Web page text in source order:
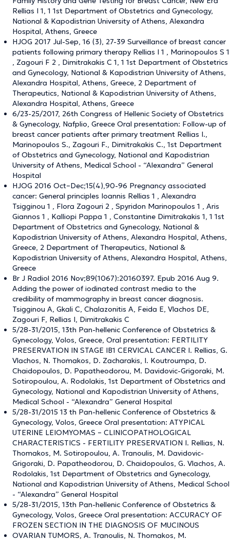
Rellias I 1, 1 1st Department of Obstetrics and Gynecology,
National & Kapodistrian University of Athens, Alexandra
Hospital, Athens, Greece
HJOG 2017 Jul-Sep, 16 (3), 27-39 Surveillance of breast cancer
patients following primary therapy Rellias I 1 , Marinopoulos S 1
, Zagouri F 2 , Dimitrakakis C 1, 1 1st Department of Obstetrics
and Gynecology, National & Kapodistrian University of Athens,
Alexandra Hospital, Athens, Greece, 2 Department of
Therapeutics, National & Kapodistrian University of Athens,
Alexandra Hospital, Athens, Greece
6/23-25/2017, 26th Congress of Hellenic Society of Obstetrics
& Gynecology, Nafplio, Greece Oral presentation: Follow-up of
breast cancer patients after primary treatment Rellias I.,
Marinopoulos S., Zagouri F., Dimitrakakis C., 1st Department
of Obstetrics and Gynecology, National and Kapodistrian
University of Athens, Medical School - “Alexandra” General
Hospital
HJOG 2016 Oct–Dec;15(4),90-96 Pregnancy associated
cancer: General principles Ioannis Rellias 1 , Alexandra
Tsigginou 1 , Flora Zagouri 2 , Spyridon Marinopoulos 1 , Aris
Giannos 1 , Kalliopi Pappa 1 , Constantine Dimitrakakis 1, 1 1st
Department of Obstetrics and Gynecology, National &
Kapodistrian University of Athens, Alexandra Hospital, Athens,
Greece, 2 Department of Therapeutics, National &
Kapodistrian University of Athens, Alexandra Hospital, Athens,
Greece
Br J Radiol 2016 Nov;89(1067):20160397. Epub 2016 Aug 9.
Adding the power of iodinated contrast media to the
credibility of mammography in breast cancer diagnosis.
Tsigginou A, Gkali C, Chalazonitis A, Feida E, Vlachos DE,
Zagouri F, Rellias I, Dimitrakakis C
5/28-31/2015, 13th Pan-hellenic Conference of Obstetrics &
Gynecology, Volos, Greece, Oral presentation: FERTILITY
PRESERVATION IN STAGE IB1 CERVICAL CANCER I. Rellias, G.
Vlachos, N. Thomakos, D. Zacharakis, I. Koutroumpa, D.
Chaidopoulos, D. Papatheodorou, M. Davidovic-Grigoraki, M.
Sotiropoulou, A. Rodolakis, 1st Department of Obstetrics and
Gynecology, National and Kapodistrian University of Athens,
Medical School - “Alexandra” General Hospital
5/28-31/2015 13 th Pan-hellenic Conference of Obstetrics &
Gynecology, Volos, Greece Oral presentation: ATYPICAL
UTERINE LEIOMYOMAS – CLINICOPATHOLOGICAL
CHARACTERISTICS - FERTILITY PRESERVATION I. Rellias, N.
Thomakos, M. Sotiropoulou, A. Tranoulis, M. Davidovic-
Grigoraki, D. Papatheodorou, D. Chaidopoulos, G. Vlachos, A.
Rodolakis, 1st Department of Obstetrics and Gynecology,
National and Kapodistrian University of Athens, Medical School
- “Alexandra” General Hospital
5/28-31/2015, 13th Pan-hellenic Conference of Obstetrics &
Gynecology, Volos, Greece Oral presentation: ACCURACY OF
FROZEN SECTION IN THE DIAGNOSIS OF MUCINOUS
OVARIAN TUMORS, A. Tranoulis, N. Thomakos, M.